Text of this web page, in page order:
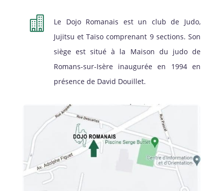

Le Dojo Romanais est un club de Judo,
Jujitsu et Taïso comprenant 9 sections. Son
siège est situé à la Maison du judo de
Romans-sur-Isère inaugurée en 1994 en
présence de David Douillet.